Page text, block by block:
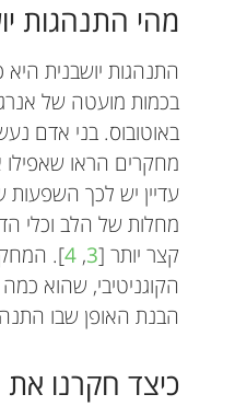
מהי התנהגות
התנהגות יושבנית
בכמות מועטה של
באוטובוס. בני אדם
מחקרים הראו שאפילו
עדיין יש לכך השפעות
מחלות של הלב וכלי
קצר יותר [3
,
4
].
הקוגניטיבי, שהוא
הבנת האופן שבו
כיצד חקרנו